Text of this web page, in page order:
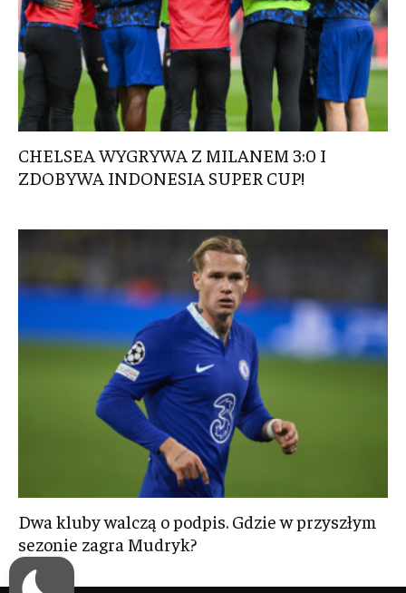
CHELSEA WYGRYWA Z MILANEM 3:0 I
ZDOBYWA INDONESIA SUPER CUP!
Dwa kluby walczą o podpis. Gdzie w przyszłym
sezonie zagra Mudryk?